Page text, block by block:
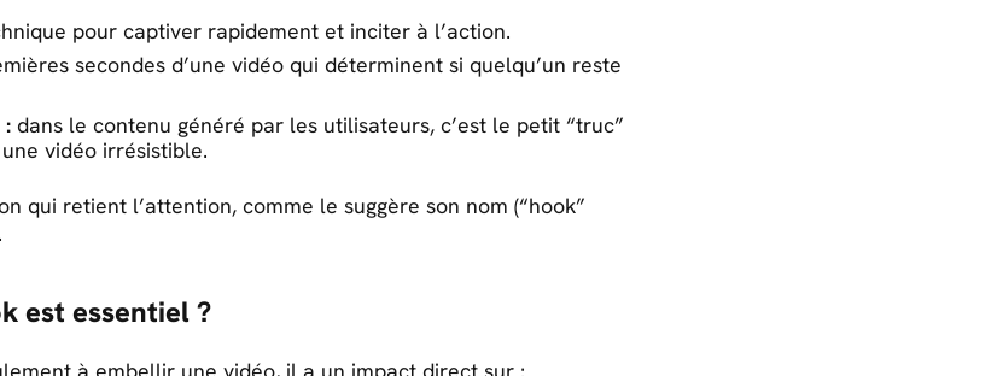
pour captiver rapidement et inciter à l’action.
secondes d’une vidéo qui déterminent si quelqu’un reste
: dans le contenu généré par les utilisateurs, c’est le petit “truc”
vidéo irrésistible.
qui retient l’attention, comme le suggère son nom (“hook”
est essentiel ?